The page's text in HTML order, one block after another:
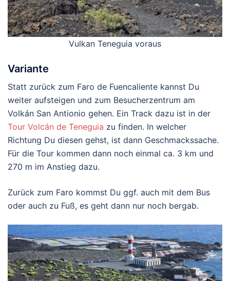
Vulkan Teneguia voraus
Variante
Statt zurück zum Faro de Fuencaliente kannst Du
weiter aufsteigen und zum Besucherzentrum am
Volkán San Antionio gehen. Ein Track dazu ist in der
Tour Volcán de Teneguia zu finden. In welcher
Richtung Du diesen gehst, ist dann Geschmackssache.
Für die Tour kommen dann noch einmal ca. 3 km und
270 m im Anstieg dazu.
Zurück zum Faro kommst Du ggf. auch mit dem Bus
oder auch zu Fuß, es geht dann nur noch bergab.